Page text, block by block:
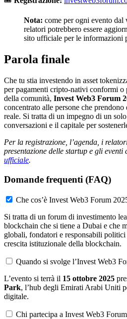
Nota: come per ogni evento dal
relatori potrebbero essere
sito ufficiale per le informazioni
Parola finale
Che tu stia investendo in asset
per pagamenti cripto-nativi conformi o
della comunità, Invest Web3 Forum
concentrato alle persone che
reale. Si tratta di un impegno di un
conversazioni e il capitale per
Per la registrazione, l’agenda, i
presentazione delle startup e gli
ufficiale.
Domande frequenti (FAQ)
Che cos’è Invest Web3 Forum
Si tratta di un forum di investimento
blockchain che si tiene a Dubai e che
globali, fondatori e responsabili politici
crescita istituzionale della blockchain.
Quando si svolge l’Invest Web3
L’evento si terrà il 15 ottobre 2025
Park, l’hub degli Emirati Arabi Uniti
digitale.
Chi partecipa a Invest Web3